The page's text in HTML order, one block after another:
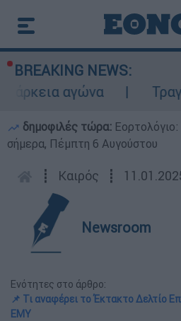
BREAKING NEWS:
αγώνα
Τραγωδία
δημοφιλές τώρα: Εορτολόγιο:
σήμερα, Πέμπτη 6 Αυγούστου
┋ Καιρός ┋
Newsroom
Ενότητες στο άρθρο:
📌 Τι αναφέρει το Έκτακτο Δελτίο
ΕΜΥ